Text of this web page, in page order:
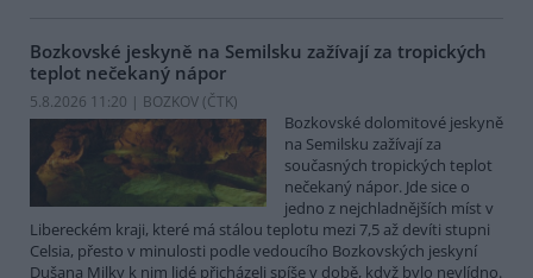
Bozkovské jeskyně na Semilsku zažívají za tropických
teplot nečekaný nápor
5.8.2026 11:20 | BOZKOV (ČTK)
Bozkovské dolomitové jeskyně
na Semilsku zažívají za
současných tropických teplot
nečekaný nápor. Jde sice o
jedno z nejchladnějších míst v
Libereckém kraji, které má stálou teplotu mezi 7,5 až devíti stupni
Celsia, přesto v minulosti podle vedoucího Bozkovských jeskyní
Dušana Milky k nim lidé přicházeli spíše v době, když bylo nevlídno.